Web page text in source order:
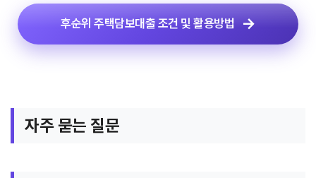
후순위 주택담보대출 조건 및 활용방법
자주 묻는 질문